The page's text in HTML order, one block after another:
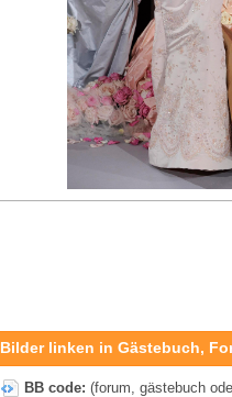
Bilder linken in Gästebuch,
BB code: (forum, gästebuch